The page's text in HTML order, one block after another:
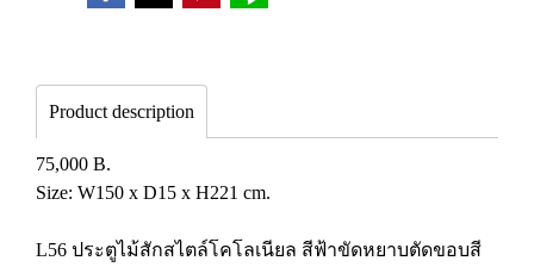
Product description
75,000 B.
Size: W150 x D15 x H221 cm.
L56 ประตูไม้สักสไตล์โคโลเนียล สีฟ้าขัดหยาบตัดขอบสี